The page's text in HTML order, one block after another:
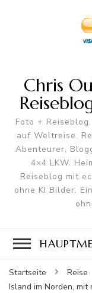
Chris
Foto +
auf Weltreise.
Abenteurer,
4×4 LKW.
Reiseblog mit
ohne KI Bilder.
Startseite
Reise
Island im Norden,